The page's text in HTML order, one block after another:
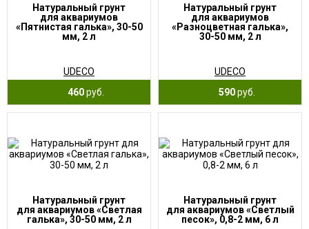
Натуральный грунт
для аквариумов
«Пятнистая галька», 30-50
мм, 2 л
UDECO
460руб.
Натуральный грунт
для аквариумов
«Разноцветная галька»,
30-50 мм, 2 л
UDECO
590руб.
Натуральный грунт
для аквариумов «Светлая
галька», 30-50 мм, 2 л
Натуральный грунт
для аквариумов «Светлый
песок», 0,8-2 мм, 6 л